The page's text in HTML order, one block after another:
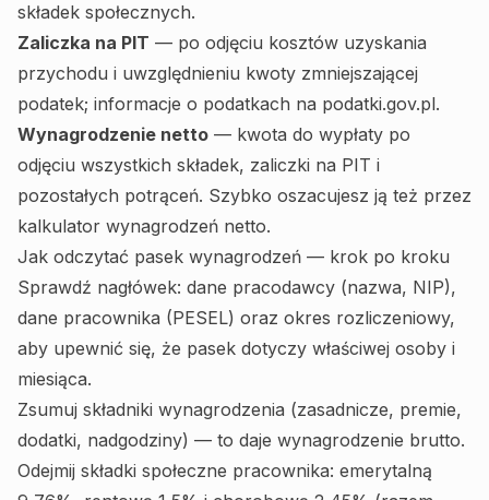
składek społecznych.
Zaliczka na PIT — po odjęciu kosztów uzyskania
przychodu i uwzględnieniu kwoty zmniejszającej
podatek; informacje o podatkach na podatki.gov.pl.
Wynagrodzenie netto — kwota do wypłaty po
odjęciu wszystkich składek, zaliczki na PIT i
pozostałych potrąceń. Szybko oszacujesz ją też przez
kalkulator wynagrodzeń netto.
Jak odczytać pasek wynagrodzeń — krok po kroku
Sprawdź nagłówek: dane pracodawcy (nazwa, NIP),
dane pracownika (PESEL) oraz okres rozliczeniowy,
aby upewnić się, że pasek dotyczy właściwej osoby i
miesiąca.
Zsumuj składniki wynagrodzenia (zasadnicze, premie,
dodatki, nadgodziny) — to daje wynagrodzenie brutto.
Odejmij składki społeczne pracownika: emerytalną